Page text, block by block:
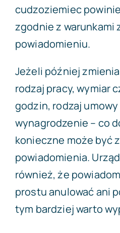
cudzoziemiec
zgodnie z warunkami
powiadomieniu.
Jeżeli później
rodzaj pracy, wymiar
godzin, rodzaj
wynagrodzenie – co
konieczne może być
powiadomienia.
również, że
prostu anulować ani
tym bardziej warto